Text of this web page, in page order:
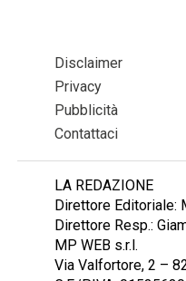
Disclaimer
Privacy
Pubblicità
Contattaci
LA REDAZIONE
Direttore Editoriale:
Direttore Resp.:
MP WEB s.r.l.
Via Valfortore, 2 –